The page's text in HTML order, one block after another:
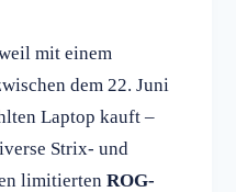
mit einem
dem 22. Juni
Laptop kauft –
Strix- und
limitierten ROG-